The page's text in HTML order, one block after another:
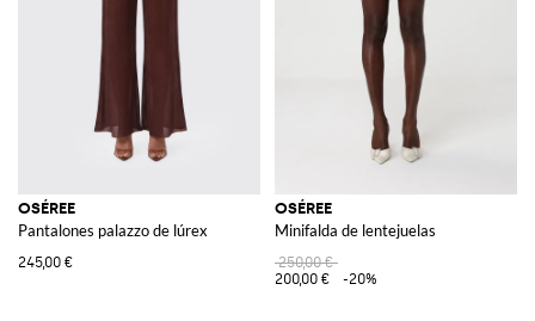
OSÉREE
Pantalones palazzo de lúrex
245,00 €
OSÉREE
Minifalda de lentejuelas
250,00 €
200,00 €
-20%